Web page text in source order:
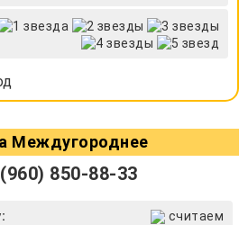
Междугороднее
850-88-33
считаем